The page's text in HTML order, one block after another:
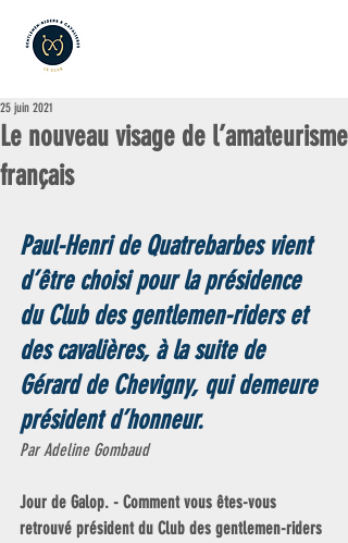
Le nouveau visage de l’amateurisme
français
25 juin 2021
Paul-Henri de Quatrebarbes vient
d’être choisi pour la présidence
du Club des gentlemen-riders et
des cavalières, à la suite de
Gérard de Chevigny, qui demeure
président d’honneur.
Par Adeline Gombaud
Jour de Galop. - Comment vous êtes-vous
retrouvé président du Club des gentlemen-riders